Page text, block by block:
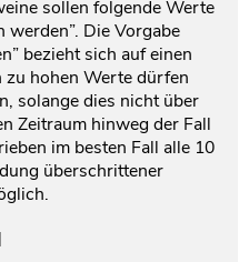
sollen folgende Werte
Die Vorgabe
bezieht sich auf einen
hohen Werte dürfen
solange dies nicht über
Zeitraum hinweg der Fall
im besten Fall alle 10
überschrittener